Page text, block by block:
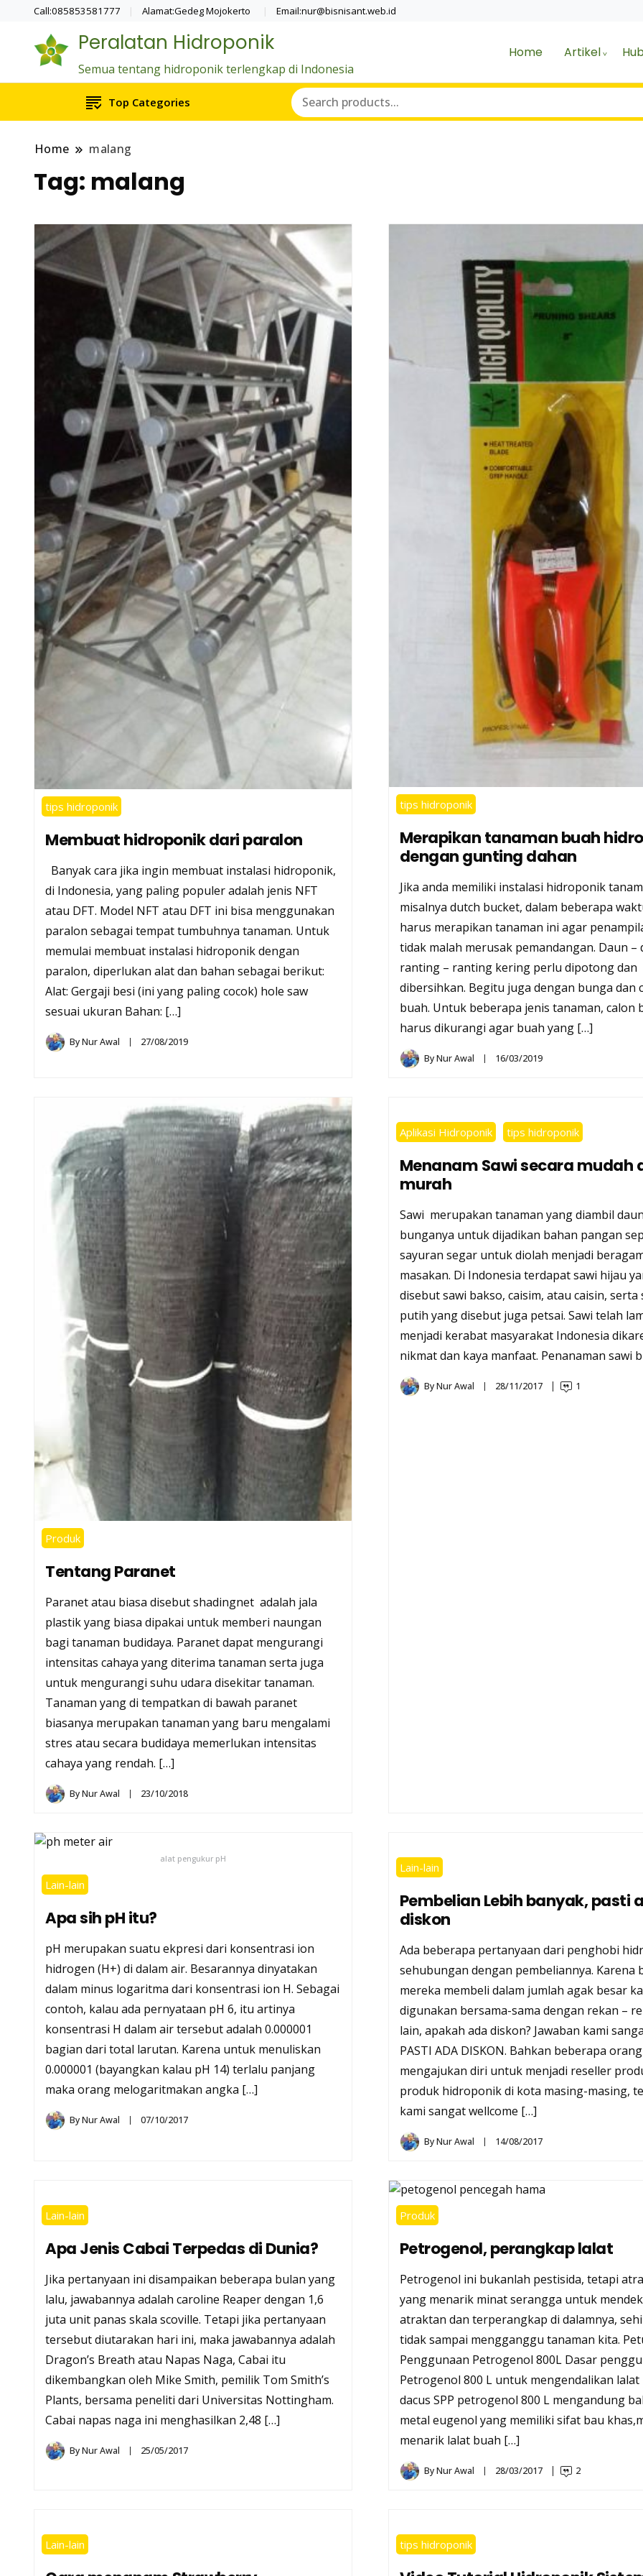
Call:085853581777 Alamat:Gedeg Mojokerto Email:nur@bisnisant.web.id
Peralatan Hidroponik
Semua tentang hidroponik terlengkap di Indonesia
Home Artikel
Top Categories
Home malang
Tag: malang
tips hidroponik
Membuat hidroponik dari paralon
Banyak cara jika ingin membuat instalasi hidroponik,
di Indonesia, yang paling populer adalah jenis NFT
atau DFT. Model NFT atau DFT ini bisa menggunakan
paralon sebagai tempat tumbuhnya tanaman. Untuk
memulai membuat instalasi hidroponik dengan
paralon, diperlukan alat dan bahan sebagai berikut:
Alat: Gergaji besi (ini yang paling cocok) hole saw
sesuai ukuran Bahan: […]
ByNur Awal 27/08/2019
tips hidroponik
Merapikan tanaman buah
dengan gunting dahan
Jika anda memiliki instalasi hidroponik
misalnya dutch bucket, dalam beberapa
harus merapikan tanaman ini agar
tidak malah merusak pemandangan. Daun –
ranting – ranting kering perlu dipotong dan
dibersihkan. Begitu juga dengan bunga dan
buah. Untuk beberapa jenis tanaman, calon
harus dikurangi agar buah yang […]
ByNur Awal 16/03/2019
Produk
Tentang Paranet
Paranet atau biasa disebut shadingnet adalah jala
plastik yang biasa dipakai untuk memberi naungan
bagi tanaman budidaya. Paranet dapat mengurangi
intensitas cahaya yang diterima tanaman serta juga
untuk mengurangi suhu udara disekitar tanaman.
Tanaman yang di tempatkan di bawah paranet
biasanya merupakan tanaman yang baru mengalami
stres atau secara budidaya memerlukan intensitas
cahaya yang rendah. […]
ByNur Awal 23/10/2018
Aplikasi Hidroponik tips hidroponik
Menanam Sawi secara mudah
murah
Sawi merupakan tanaman yang diambil
bunganya untuk dijadikan bahan pangan
sayuran segar untuk diolah menjadi
masakan. Di Indonesia terdapat sawi hijau
disebut sawi bakso, caisim, atau caisin, serta
putih yang disebut juga petsai. Sawi telah
menjadi kerabat masyarakat Indonesia
nikmat dan kaya manfaat. Penanaman sawi
ByNur Awal 28/11/2017 1
alat pengukur pH
Lain-lain
Apa sih pH itu?
pH merupakan suatu ekpresi dari konsentrasi ion
hidrogen (H+) di dalam air. Besarannya dinyatakan
dalam minus logaritma dari konsentrasi ion H. Sebagai
contoh, kalau ada pernyataan pH 6, itu artinya
konsentrasi H dalam air tersebut adalah 0.000001
bagian dari total larutan. Karena untuk menuliskan
0.000001 (bayangkan kalau pH 14) terlalu panjang
maka orang melogaritmakan angka […]
ByNur Awal 07/10/2017
Lain-lain
Pembelian Lebih banyak, pasti
diskon
Ada beberapa pertanyaan dari penghobi
sehubungan dengan pembeliannya. Karena
mereka membeli dalam jumlah agak besar
digunakan bersama-sama dengan rekan –
lain, apakah ada diskon? Jawaban kami
PASTI ADA DISKON. Bahkan beberapa orang
mengajukan diri untuk menjadi reseller
produk hidroponik di kota masing-masing,
kami sangat wellcome […]
ByNur Awal 14/08/2017
Lain-lain
Apa Jenis Cabai Terpedas di Dunia?
Jika pertanyaan ini disampaikan beberapa bulan yang
lalu, jawabannya adalah caroline Reaper dengan 1,6
juta unit panas skala scoville. Tetapi jika pertanyaan
tersebut diutarakan hari ini, maka jawabannya adalah
Dragon’s Breath atau Napas Naga, Cabai itu
dikembangkan oleh Mike Smith, pemilik Tom Smith’s
Plants, bersama peneliti dari Universitas Nottingham.
Cabai napas naga ini menghasilkan 2,48 […]
ByNur Awal 25/05/2017
Produk
Petrogenol, perangkap lalat
Petrogenol ini bukanlah pestisida, tetapi
yang menarik minat serangga untuk
atraktan dan terperangkap di dalamnya,
tidak sampai mengganggu tanaman kita.
Penggunaan Petrogenol 800L Dasar
Petrogenol 800 L untuk mengendalikan lalat
dacus SPP petrogenol 800 L mengandung
metal eugenol yang memiliki sifat bau
menarik lalat buah […]
ByNur Awal 28/03/2017 2
Lain-lain tips hidroponik